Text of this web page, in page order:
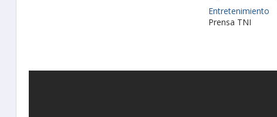
Prensa TNI
Entretenimiento